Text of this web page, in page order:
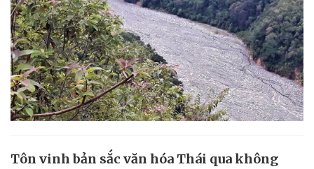
Tôn vinh bản sắc văn hóa Thái qua không